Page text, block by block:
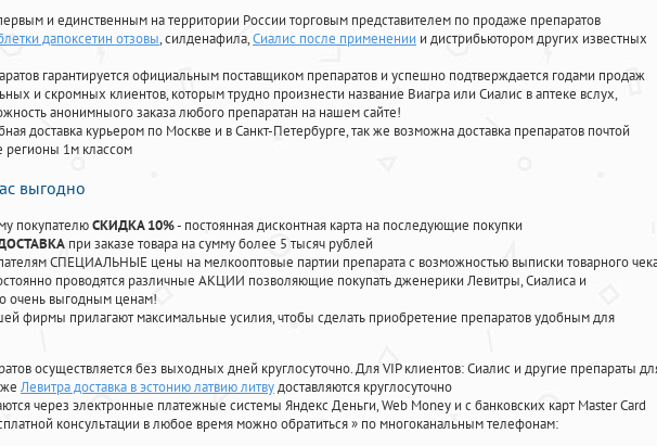
и единственным на территории России торговым представителем по продаже препаратов
дапоксетин отзовы, силденафила,Сиалис после применении и дистрибьютором других известных
гарантируется официальным поставщиком препаратов и успешно подтверждается годами продаж
и скромных клиентов, которым трудно произнести название Виагра или Сиалис в аптеке вслух,
анонимныого заказа любого препаратан на нашем сайте!
доставка курьером по Москве и в Санкт-Петербурге, так же возможна доставка препаратов почтой
регионы 1м классом
выгодно
покупателюСКИДКА 10%- постоянная дисконтная карта на последующие покупки
при заказе товара на сумму более 5 тысяч рублей
СПЕЦИАЛЬНЫЕ цены на мелкооптовые партии препарата с возможностью выписки товарного
проводятся различные АКЦИИ позволяющие покупать дженерики Левитры, Сиалиса и
очень выгодным ценам!
фирмы прилагают максимальные усилия, чтобы сделать приобретение препаратов удобным для
осуществляется без выходных дней круглосуточно. Для VIP клиентов: Сиалис и другие препараты
Левитра доставка в эстонию латвию литвудоставляются круглосуточно
через электронные платежные системы Яндекс Деньги, Web Money и с банковских карт Master Card
консультации в любое время можно обратиться» по многоканальным телефонам: